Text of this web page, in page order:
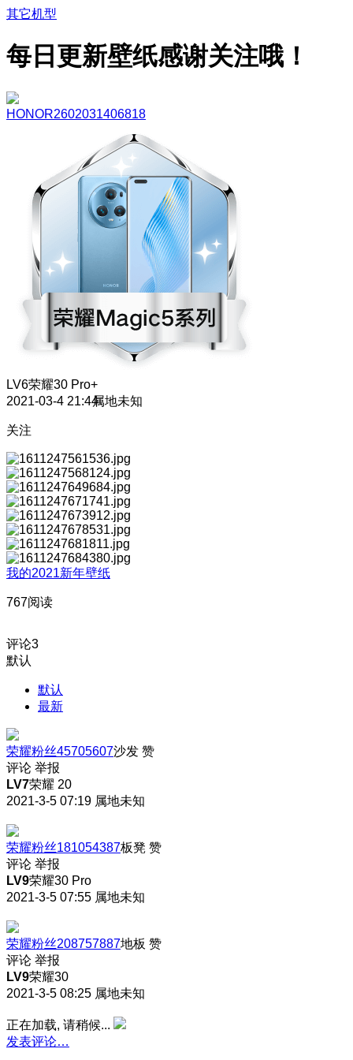
其它机型
每日更新壁纸感谢关注哦！
HONOR2602031406818
LV6荣耀30 Pro+
2021-03-4 21:44属地未知
关注
我的2021新年壁纸
767阅读
评论3
默认
默认
最新
荣耀粉丝45705607沙发 赞
评论 举报
LV7荣耀 20
2021-3-5 07:19 属地未知
荣耀粉丝181054387板凳 赞
评论 举报
LV9荣耀30 Pro
2021-3-5 07:55 属地未知
荣耀粉丝208757887地板 赞
评论 举报
LV9荣耀30
2021-3-5 08:25 属地未知
正在加载, 请稍候...
发表评论…